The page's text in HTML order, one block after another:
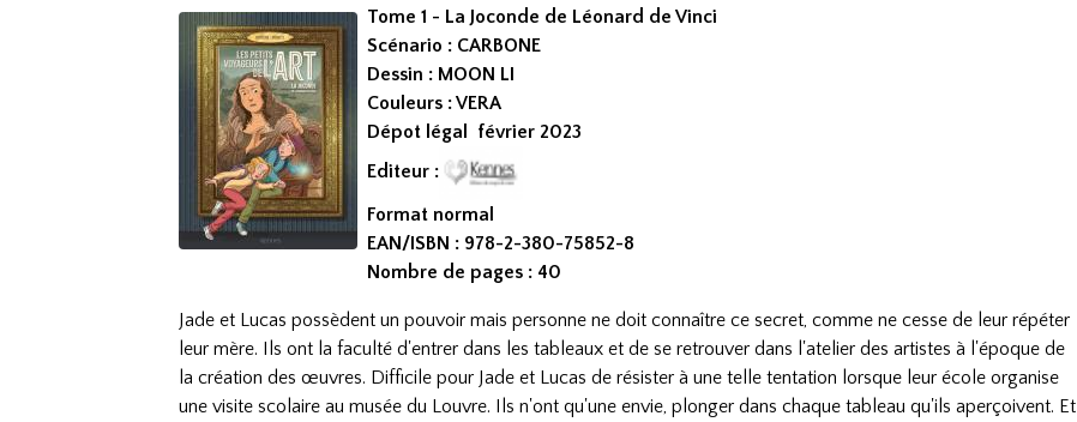
Tome 1 - La Joconde de Léonard de Vinci
Scénario : CARBONE
Dessin : MOON LI
Couleurs : VERA
Dépot légal février 2023
Editeur :
Format normal
EAN/ISBN : 978-2-380-75852-8
Nombre de pages : 40
Jade et Lucas possèdent un pouvoir mais personne ne doit connaître ce secret, comme ne cesse de leur répéter
leur mère. Ils ont la faculté d'entrer dans les tableaux et de se retrouver dans l'atelier des artistes à l'époque de
la création des œuvres. Difficile pour Jade et Lucas de résister à une telle tentation lorsque leur école organise
une visite scolaire au musée du Louvre. Ils n'ont qu'une envie, plonger dans chaque tableau qu'ils aperçoivent. Et